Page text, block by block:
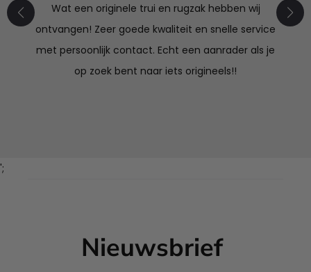
Wat een originele trui en rugzak hebben wij
ontvangen! Zeer goede kwaliteit en snelle service
met persoonlijk contact. Echt een aanrader als je
op zoek bent naar iets origineels!!
';
Nieuwsbrief